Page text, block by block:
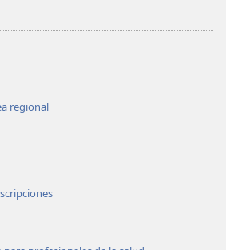
regional